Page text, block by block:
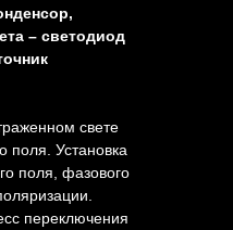
– светодиод
свете
поля. Установка
поля, фазового
переключения